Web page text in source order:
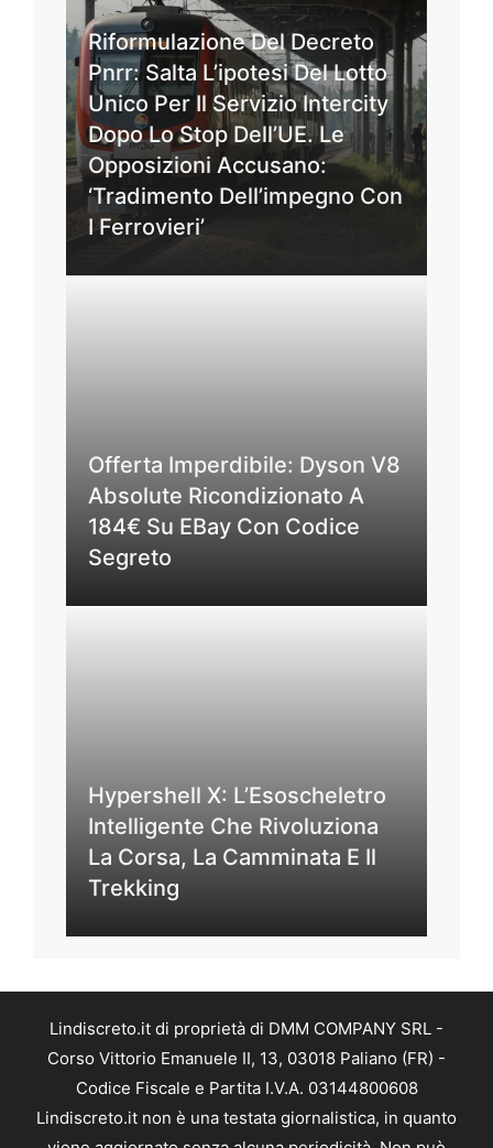
Riformulazione Del Decreto
Pnrr: Salta L’ipotesi Del Lotto
Unico Per Il Servizio Intercity
Dopo Lo Stop Dell’UE. Le
Opposizioni Accusano:
‘Tradimento Dell’impegno Con
I Ferrovieri’
Offerta Imperdibile: Dyson V8
Absolute Ricondizionato A
184€ Su EBay Con Codice
Segreto
Hypershell X: L’Esoscheletro
Intelligente Che Rivoluziona
La Corsa, La Camminata E Il
Trekking
Lindiscreto.it di proprietà di DMM COMPANY SRL -
Corso Vittorio Emanuele II, 13, 03018 Paliano (FR) -
Codice Fiscale e Partita I.V.A. 03144800608
Lindiscreto.it non è una testata giornalistica, in quanto